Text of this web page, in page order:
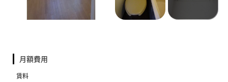
月額費用
賃料